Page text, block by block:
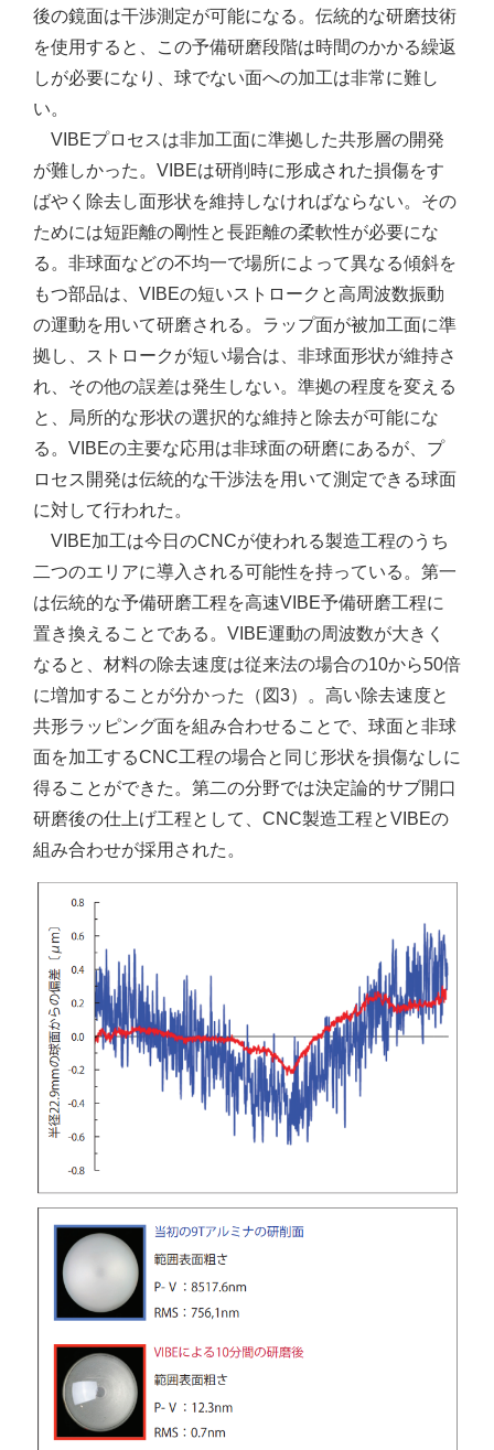
後の鏡面は干渉測定が可能になる。伝統的な研磨技術
を使用すると、この予備研磨段階は時間のかかる繰返
しが必要になり、球でない面への加工は非常に難し
い。
VIBEプロセスは非加工面に準拠した共形層の開発
が難しかった。VIBEは研削時に形成された損傷をす
ばやく除去し面形状を維持しなければならない。その
ためには短距離の剛性と長距離の柔軟性が必要にな
る。非球面などの不均一で場所によって異なる傾斜を
もつ部品は、VIBEの短いストロークと高周波数振動
の運動を用いて研磨される。ラップ面が被加工面に準
拠し、ストロークが短い場合は、非球面形状が維持さ
れ、その他の誤差は発生しない。準拠の程度を変える
と、局所的な形状の選択的な維持と除去が可能にな
る。VIBEの主要な応用は非球面の研磨にあるが、プ
ロセス開発は伝統的な干渉法を用いて測定できる球面
に対して行われた。
VIBE加工は今日のCNCが使われる製造工程のうち
二つのエリアに導入される可能性を持っている。第一
は伝統的な予備研磨工程を高速VIBE予備研磨工程に
置き換えることである。VIBE運動の周波数が大きく
なると、材料の除去速度は従来法の場合の10から50倍
に増加することが分かった（図3）。高い除去速度と
共形ラッピング面を組み合わせることで、球面と非球
面を加工するCNC工程の場合と同じ形状を損傷なしに
得ることができた。第二の分野では決定論的サブ開口
研磨後の仕上げ工程として、CNC製造工程とVIBEの
組み合わせが採用された。